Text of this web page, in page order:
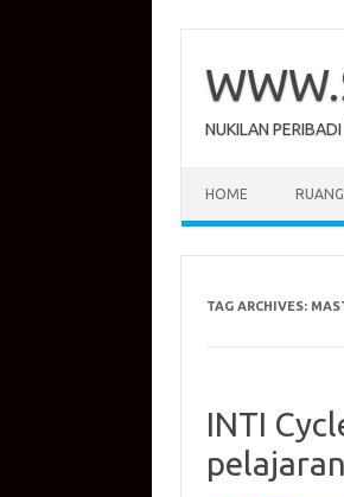
content
NUKILAN
HOME
TAG ARCHIVES:
INTI